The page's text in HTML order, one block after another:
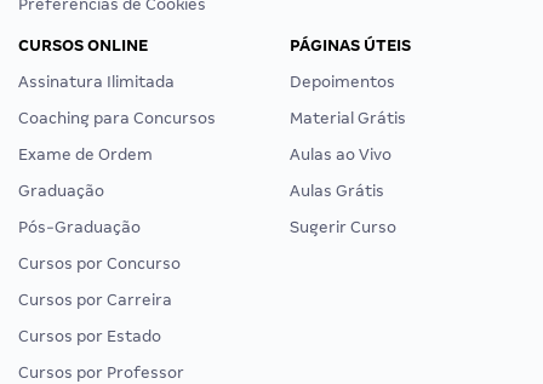
Preferências de Cookies
CURSOS ONLINE
Assinatura Ilimitada
Coaching para Concursos
Exame de Ordem
Graduação
Pós-Graduação
Cursos por Concurso
Cursos por Carreira
Cursos por Estado
Cursos por Professor
PÁGINAS ÚTEIS
Depoimentos
Material Grátis
Aulas ao Vivo
Aulas Grátis
Sugerir Curso